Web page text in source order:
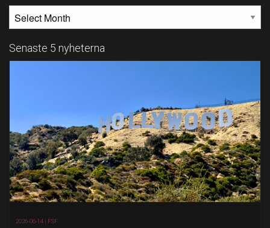
Senaste 5 nyheterna
2026-06-14 | FSF